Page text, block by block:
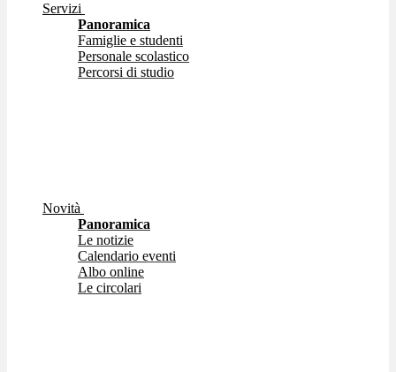
Servizi
Panoramica
Famiglie e studenti
Personale scolastico
Percorsi di studio
Novità
Panoramica
Le notizie
Calendario eventi
Albo online
Le circolari